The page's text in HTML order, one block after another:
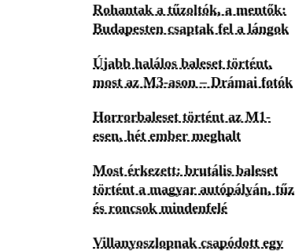
Rohantak a tűzoltók, a mentők:
Budapesten csaptak fel a lángok
Újabb halálos baleset történt,
most az M3-ason – Drámai fotók
Horrorbaleset történt az M1-
esen, hét ember meghalt
Most érkezett: brutális baleset
történt a magyar autópályán, tűz
és roncsok mindenfelé
Villanyoszlopnak csapódott egy